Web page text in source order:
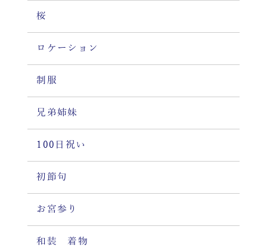
桜
ロケーション
制服
兄弟姉妹
100日祝い
初節句
お宮参り
和装 着物